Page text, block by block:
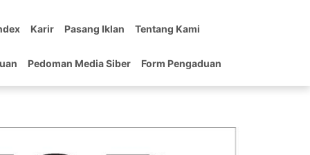
Karir Pasang Iklan Tentang Kami
Pedoman Media Siber Form Pengaduan